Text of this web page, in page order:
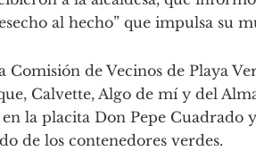
al hecho” que impulsa su
de Vecinos de Playa
Calvette, Algo de mí y del
la placita Don Pepe Cuadrado
de los contenedores verdes.